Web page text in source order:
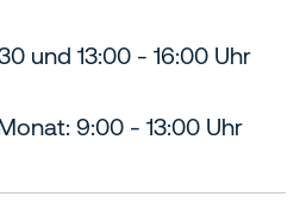
und 13:00 - 16:00 Uhr
9:00 - 13:00 Uhr